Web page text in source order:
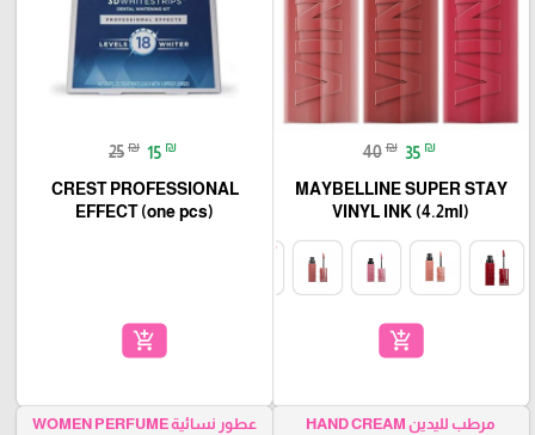
40 ₪ 35 ₪
MAYBELLINE SUPER STAY
VINYL INK (4.2ml)
add_shopping_cart
25 ₪ 15 ₪
CREST PROFESSIONAL
EFFECT (one pcs)
add_shopping_cart
مرطب لليدين HAND CREAM عطور نسائية WOMEN PERFUME